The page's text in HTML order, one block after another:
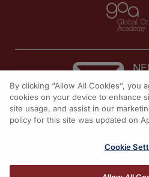
© 2026 All
By clicking “Allow All Cookies”, you
cookies on your device to enhance
site usage, and assist in our
policy for this site was updated on
Cookie